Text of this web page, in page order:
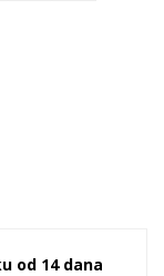
od 14 dana